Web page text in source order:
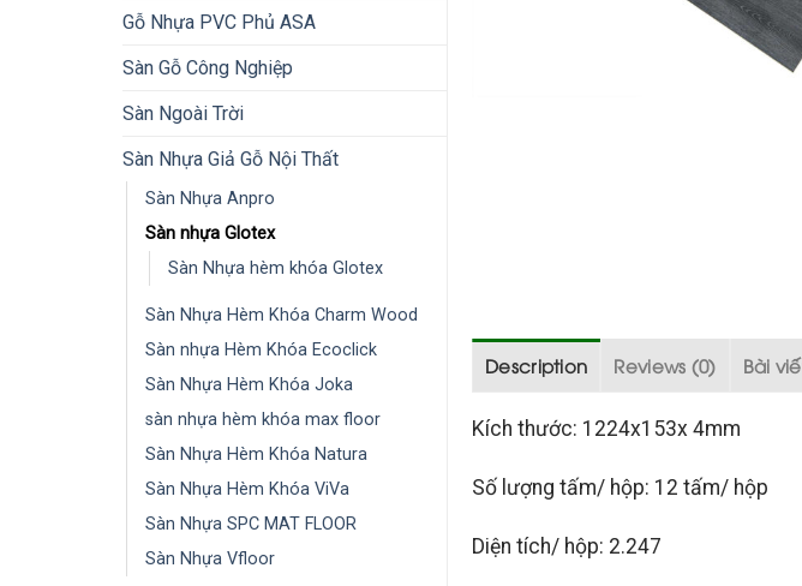
Gỗ Nhựa PVC Phủ ASA
Sàn Gỗ Công Nghiệp
Sàn Ngoài Trời
Sàn Nhựa Giả Gỗ Nội Thất
Sàn Nhựa Anpro
Sàn nhựa Glotex
Sàn Nhựa hèm khóa Glotex
Sàn Nhựa Hèm Khóa Charm Wood
Sàn nhựa Hèm Khóa Ecoclick
Sàn Nhựa Hèm Khóa Joka
sàn nhựa hèm khóa max floor
Sàn Nhựa Hèm Khóa Natura
Sàn Nhựa Hèm Khóa ViVa
Sàn Nhựa SPC MAT FLOOR
Sàn Nhựa Vfloor
Description Reviews (0) Bài
Kích thước: 1224x153x 4mm
Số lượng tấm/ hộp: 12 tấm/ hộp
Diện tích/ hộp: 2.247